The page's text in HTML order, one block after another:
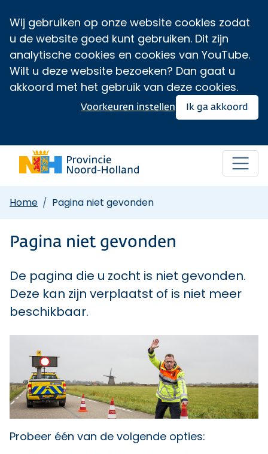
Wij gebruiken op onze website cookies zodat
u de website goed kunt gebruiken. Dit zijn
analytische cookies en cookies van YouTube.
Wilt u deze website bezoeken? Dan gaat u
akkoord met het gebruik van deze cookies.
Ik ga akkoord
Voorkeuren instellen
Home Pagina niet gevonden
Pagina niet gevonden
De pagina die u zocht is niet gevonden.
Deze kan zijn verplaatst of is niet meer
beschikbaar.
Probeer één van de volgende opties: